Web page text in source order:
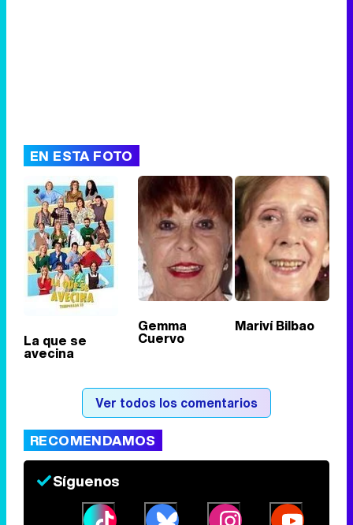
EN ESTA FOTO
La que se
avecina
Gemma
Cuervo
Mariví Bilbao
Ver todos los comentarios
RECOMENDAMOS
Síguenos